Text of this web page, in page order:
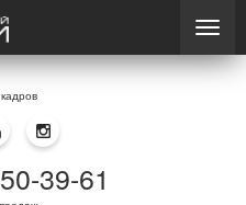
39-61